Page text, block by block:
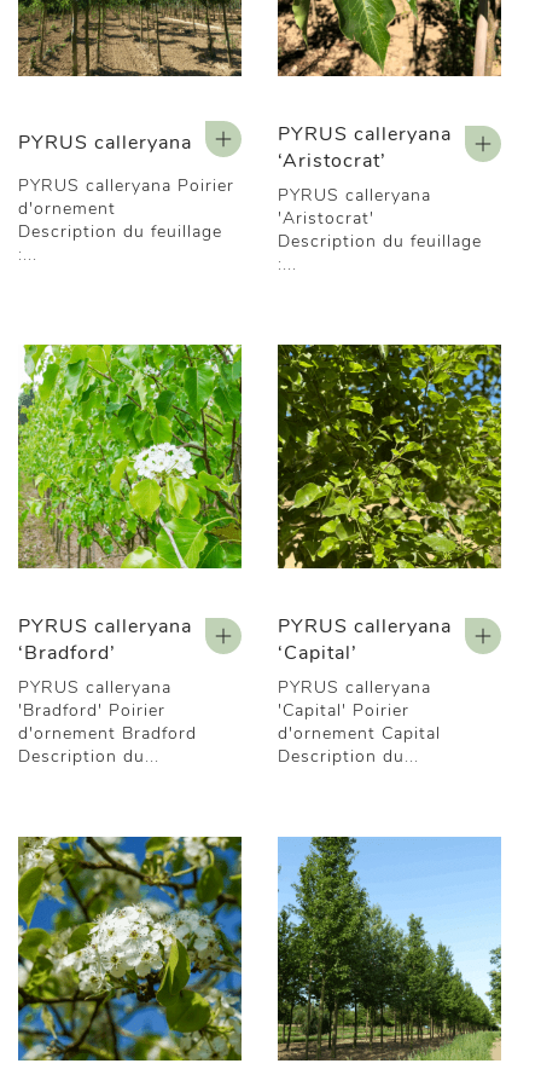
PYRUS calleryana
PYRUS calleryana Poirier
d'ornement
Description du feuillage
:...
PYRUS calleryana
‘Aristocrat’
PYRUS calleryana
'Aristocrat'
Description du feuillage
:...
PYRUS calleryana
‘Bradford’
PYRUS calleryana
'Bradford' Poirier
d'ornement Bradford
Description du...
PYRUS calleryana
‘Capital’
PYRUS calleryana
'Capital' Poirier
d'ornement Capital
Description du...